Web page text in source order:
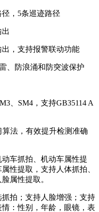
，5条巡迹路径
，支持报警联动功能
防浪涌和防突波保护
、SM4，支持GB35114 A
法，有效提升检测准确
车抓拍、机动车属性提
性提取，支持人体抓拍、
属性提取。
拍；支持人脸增强；支持
：性别，年龄，眼镜，表